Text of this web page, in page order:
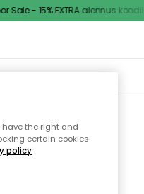
Sale - 15% EXTRA alennus koodilla
have the right and
certain cookies
policy